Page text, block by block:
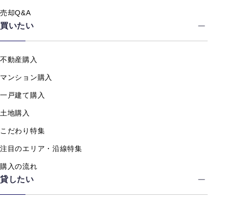
売却Q&A
買いたい
不動産購入
マンション購入
一戸建て購入
土地購入
こだわり特集
注目のエリア・沿線特集
購入の流れ
貸したい